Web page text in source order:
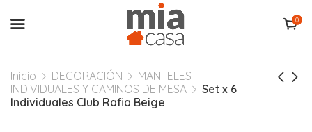
0
Inicio DECORACIÓN
MANTELES
INDIVIDUALES Y CAMINOS DE MESA
Set x 6
Individuales Club Rafia Beige